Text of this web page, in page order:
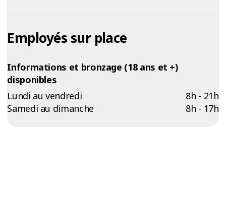
Employés sur place
Informations et bronzage (18 ans et +)
disponibles
Lundi au vendredi
8h - 21h
Samedi au dimanche
8h - 17h